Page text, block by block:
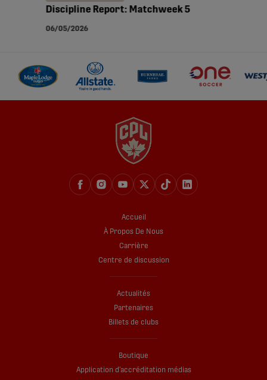
Discipline Report: Matchweek 5
06/05/2026
Accueil
À Propos De Nous
Carrière
Centre de discussion
Actualités
Partenaires
Billets de clubs
Boutique
Application d’accréditation médias